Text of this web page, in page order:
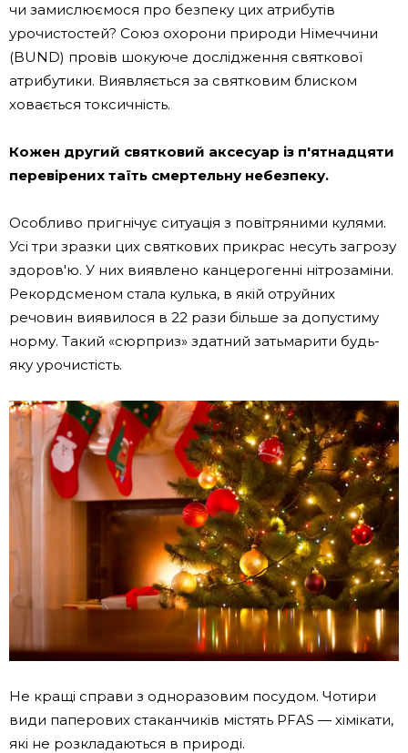
чи замислюємося про безпеку цих атрибутів
урочистостей? Союз охорони природи Німеччини
(BUND) провів шокуюче дослідження святкової
атрибутики. Виявляється за святковим блиском
ховається токсичність.
Кожен другий святковий аксесуар із п'ятнадцяти
перевірених таїть смертельну небезпеку.
Особливо пригнічує ситуація з повітряними кулями.
Усі три зразки цих святкових прикрас несуть загрозу
здоров'ю. У них виявлено канцерогенні нітрозаміни.
Рекордсменом стала кулька, в якій отруйних
речовин виявилося в 22 рази більше за допустиму
норму. Такий «сюрприз» здатний затьмарити будь-
яку урочистість.
Не кращі справи з одноразовим посудом. Чотири
види паперових стаканчиків містять PFAS — хімікати,
які не розкладаються в природі.